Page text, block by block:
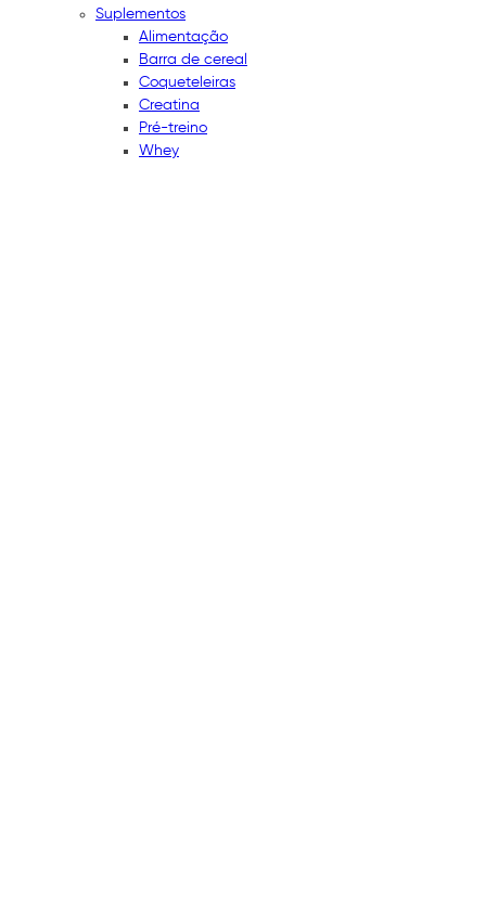
Suplementos
Alimentação
Barra de cereal
Coqueteleiras
Creatina
Pré-treino
Whey